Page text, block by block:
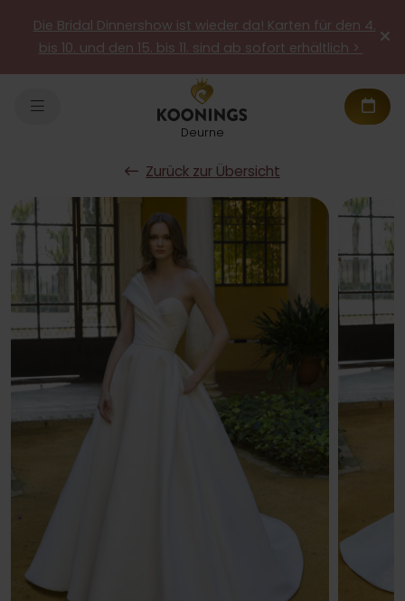
Die Bridal Dinnershow ist wieder da! Karten für den 4.
bis 10. und den 15. bis 11. sind ab sofort erhältlich >
Deurne
Zurück zur Übersicht